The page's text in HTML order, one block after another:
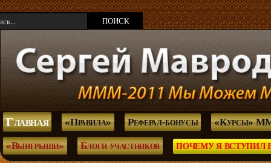
Главная «Правила» Реферал-бонусы «Курсы»
«Выигрыши» Блоги участников ПОЧЕМУ Я ВСТУПИЛ